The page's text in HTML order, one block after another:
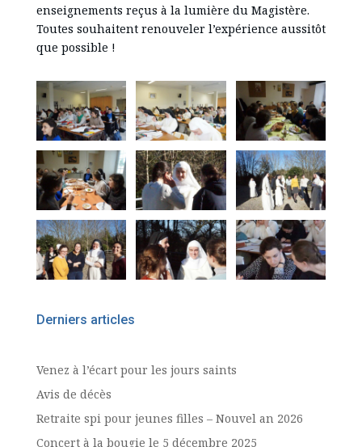
enseignements reçus à la lumière du Magistère.
Toutes souhaitent renouveler l’expérience aussitôt
que possible !
Derniers articles
Venez à l’écart pour les jours saints
Avis de décès
Retraite spi pour jeunes filles – Nouvel an 2026
Concert à la bougie le 5 décembre 2025